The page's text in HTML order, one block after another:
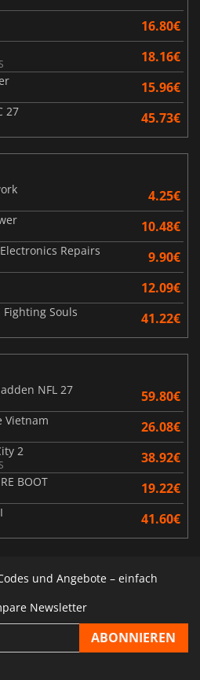
16.80€
18.16€
15.96€
27 45.73€
4.25€
10.48€
Repairs 9.90€
12.09€
Souls 41.22€
NFL 27
59.80€
Vietnam 26.08€
2 38.92€
BOOT 19.22€
41.60€
und Angebote – einfach
Newsletter